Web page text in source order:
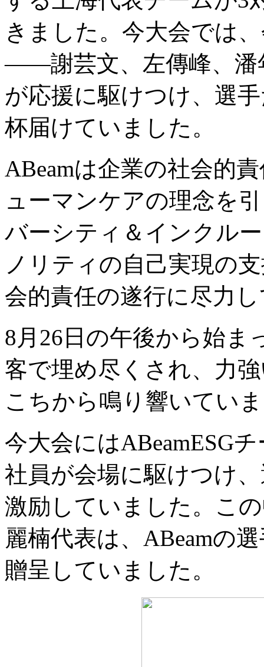
きました。今大会では
――謝芸文、左傳峰、潘
が応援に駆けつけ、選
杯届けていました。
ABeamは企業の社会的
ューマンケアの理念を
バーシティ＆インクル
ノリティの自己実現の
会的責任の遂行に尽力
8月26日の午後から始ま
客で埋め尽くされ、力
こちから鳴り響いてい
今大会にはABeamESG
社員が会場に駆けつけ
激励していました。こ
麗楠代表は、ABeamの
贈呈していました。